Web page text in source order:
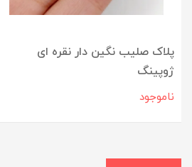
پلاک صلیب نگین دار نقره ای
ژوپینگ
ناموجود